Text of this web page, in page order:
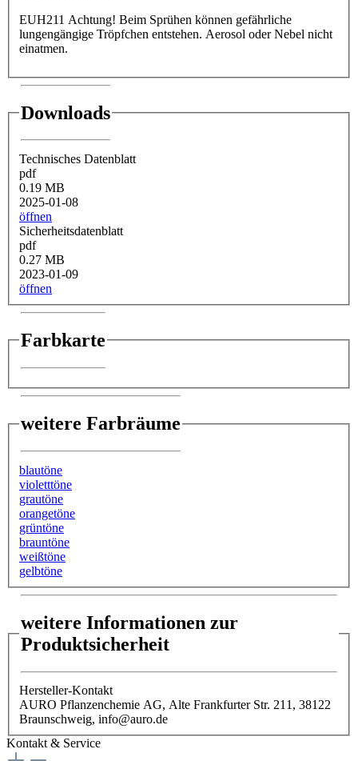
EUH211 Achtung! Beim Sprühen können gefährliche
lungengängige Tröpfchen entstehen. Aerosol oder Nebel nicht
einatmen.
Downloads
Technisches Datenblatt
pdf
0.19 MB
2025-01-08
öffnen
Sicherheitsdatenblatt
pdf
0.27 MB
2023-01-09
öffnen
Farbkarte
weitere Farbräume
blautöne
violetttöne
grautöne
orangetöne
grüntöne
brauntöne
weißtöne
gelbtöne
weitere Informationen zur
Produktsicherheit
Hersteller-Kontakt
AURO Pflanzenchemie AG, Alte Frankfurter Str. 211, 38122
Braunschweig, info@auro.de
Kontakt & Service